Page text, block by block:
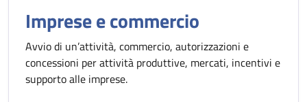
Imprese e commercio
Avvio di un’attività, commercio, autorizzazioni e
concessioni per attività produttive, mercati, incentivi e
supporto alle imprese.